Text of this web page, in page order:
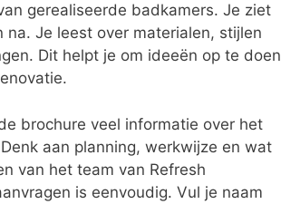
gerealiseerde badkamers. Je ziet
na. Je leest over materialen, stijlen
Dit helpt je om ideeën op te doen
brochure veel informatie over het
aan planning, werkwijze en wat
van het team van Refresh
is eenvoudig. Vul je naam